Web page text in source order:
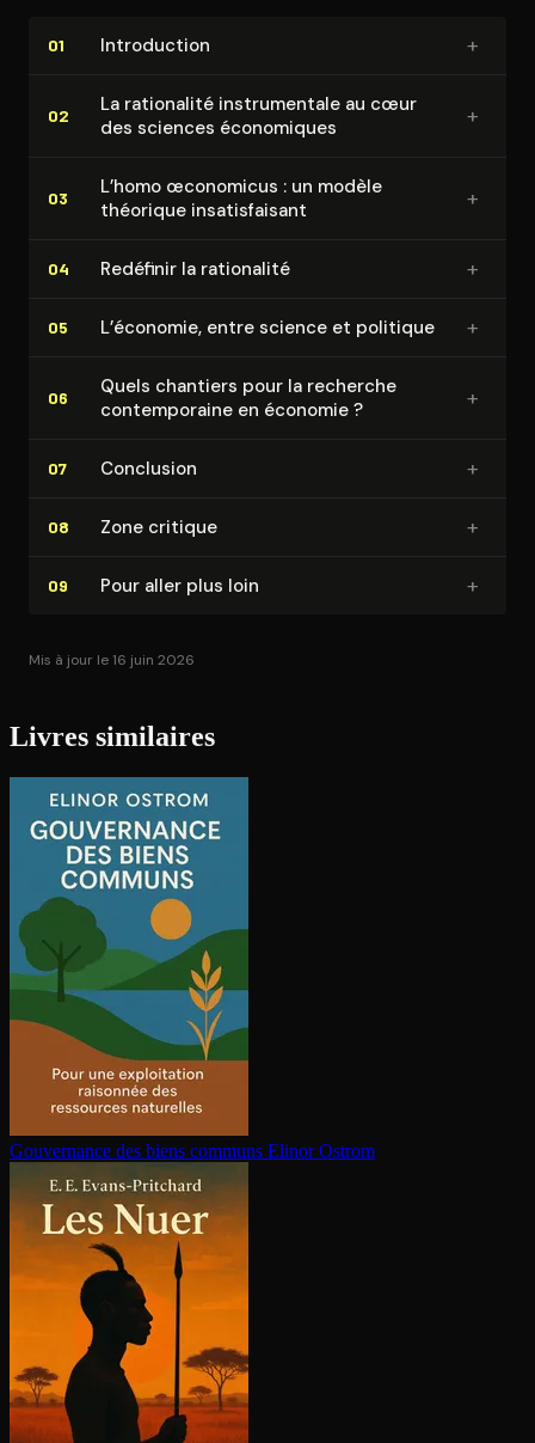
01 In­tro­duc­tion +
02
La rationalité ins­tru­men­tale au cœur
des sciences économiques
+
03
L’homo œconomicus : un modèle
théorique in­sa­tis­fai­sant
+
04 Redéfinir la rationalité +
05 L’économie, entre science et politique +
06
Quels chantiers pour la recherche
contem­po­raine en économie ?
+
07 Conclusion +
08 Zone critique +
09 Pour aller plus loin +
Mis à jour le 16 juin 2026
Livres similaires
Gouvernance des biens communs Elinor Ostrom